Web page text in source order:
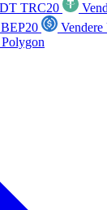
TRC20